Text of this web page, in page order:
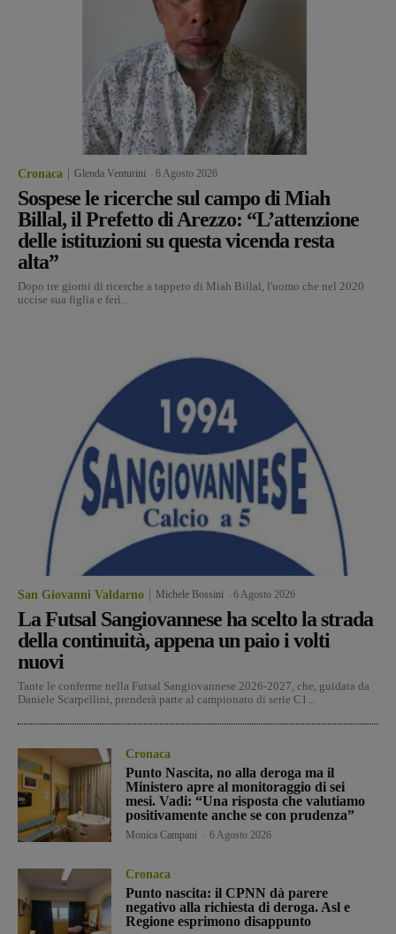
Cronaca Glenda Venturini 6 Agosto 2026
Sospese le ricerche sul campo di Miah
Billal, il Prefetto di Arezzo: “L’attenzione
delle istituzioni su questa vicenda resta
alta”
Dopo tre giorni di ricerche a tappeto di Miah Billal, l'uomo che nel 2020
uccise sua figlia e ferì...
San Giovanni Valdarno Michele Bossini 6 Agosto 2026
La Futsal Sangiovannese ha scelto la strada
della continuità, appena un paio i volti
nuovi
Tante le conferme nella Futsal Sangiovannese 2026-2027, che, guidata da
Daniele Scarpellini, prenderà parte al campionato di serie C1...
Cronaca
Punto Nascita, no alla deroga ma il
Ministero apre al monitoraggio di sei
mesi. Vadi: “Una risposta che valutiamo
positivamente anche se con prudenza”
Monica Campani 6 Agosto 2026
Cronaca
Punto nascita: il CPNN dà parere
negativo alla richiesta di deroga. Asl e
Regione esprimono disappunto